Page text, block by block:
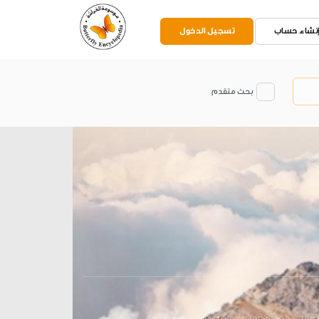
إنشاء حساب تسجيل الدخول
بحث متقدم